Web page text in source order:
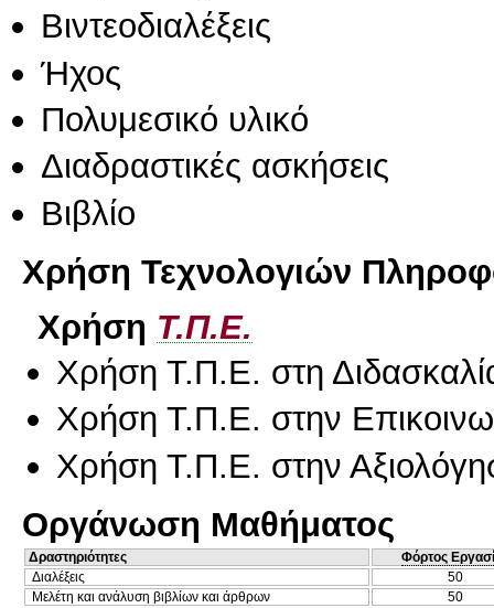
Βιντεοδιαλέξεις
Ήχος
Πολυμεσικό υλικό
Διαδραστικές ασκήσεις
Βιβλίο
Χρήση Τεχνολογιών
Χρήση Τ.Π.Ε.
Χρήση Τ.Π.Ε. στη
Χρήση Τ.Π.Ε. στην
Χρήση Τ.Π.Ε. στην
Οργάνωση Μαθήματος
Δραστηριότητες
Φόρτος
Διαλέξεις
50
Μελέτη και ανάλυση βιβλίων και άρθρων
50